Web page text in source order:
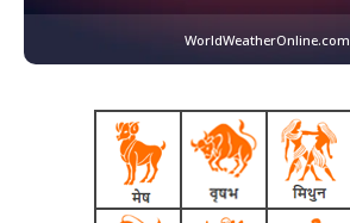
WorldWeatherOnline.com